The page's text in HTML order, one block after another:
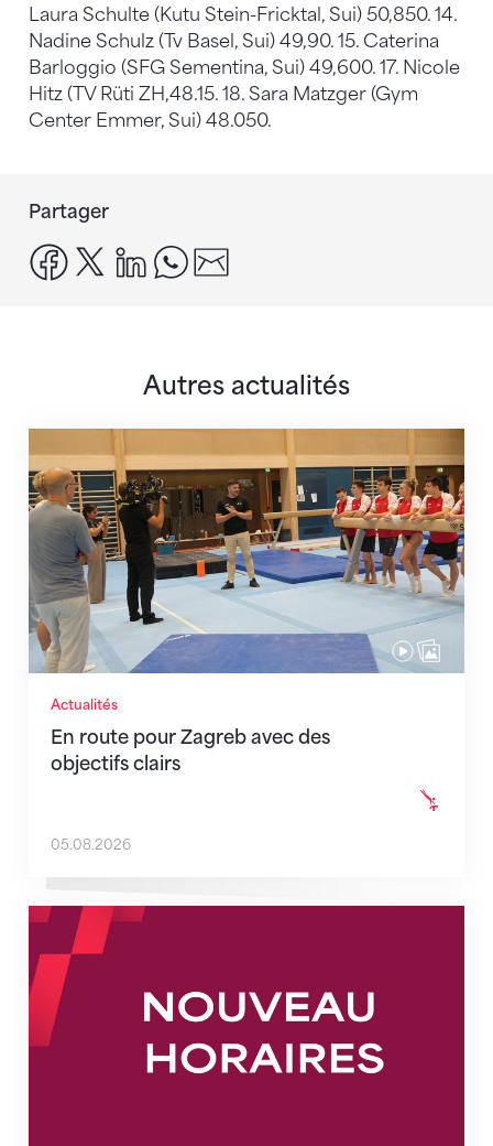
Laura Schulte (Kutu Stein-Fricktal, Sui) 50,850. 14.
Nadine Schulz (Tv Basel, Sui) 49,90. 15. Caterina
Barloggio (SFG Sementina, Sui) 49,600. 17. Nicole
Hitz (TV Rüti ZH,48.15. 18. Sara Matzger (Gym
Center Emmer, Sui) 48.050.
Partager
facebook
x linkedinwhatsapp
Autres actualités
Actualités
En route pour Zagreb avec des
objectifs clairs
En route pour Zagreb avec des objectifs clairs
05.08.2026
Nouveaux horaires du secrétariat dès le 1er août